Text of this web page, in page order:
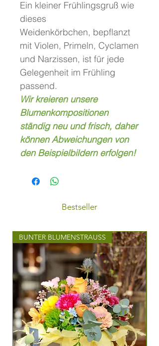
Ein kleiner Frühlingsgruß wie
dieses
Weidenkörbchen, bepflanzt
mit Violen, Primeln, Cyclamen
und Narzissen, ist für jede
Gelegenheit im Frühling
passend.
Wir kreieren unsere
Blumenkompositionen
ständig neu und frisch, daher
können Abweichungen von
den Beispielbildern erfolgen!
Bestseller
BUNTER BLUMENSTRAUSS